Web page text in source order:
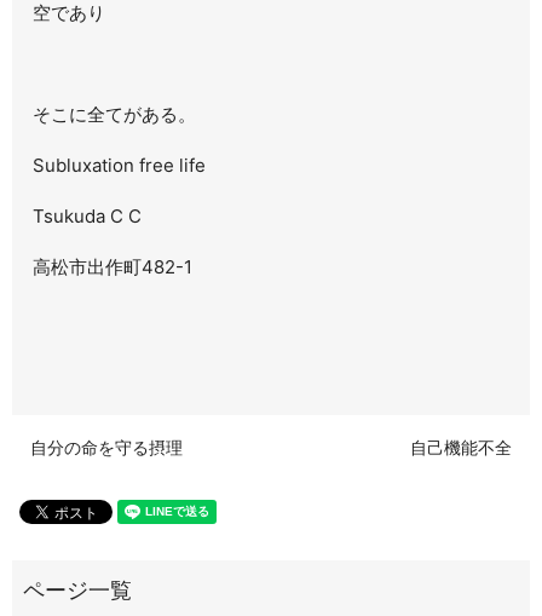
空であり
そこに全てがある。
Subluxation free life
Tsukuda C C
高松市出作町482-1
自分の命を守る摂理 自己機能不全